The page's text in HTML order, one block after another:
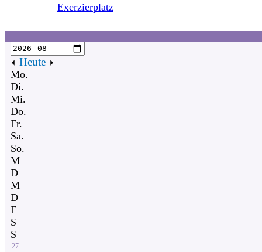
Exerzierplatz
Heute
Mo.
Di.
Mi.
Do.
Fr.
Sa.
So.
M
D
M
D
F
S
S
27